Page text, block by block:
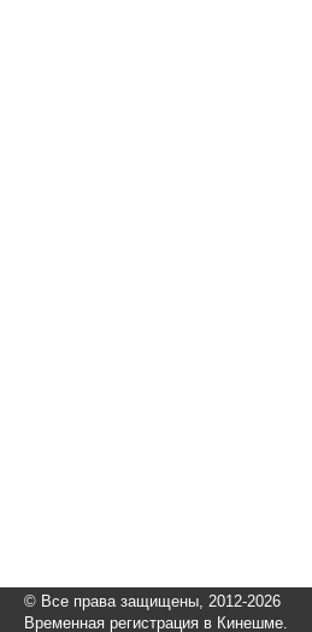
© Все права защищены, 2012-2026
Временная регистрация в Кинешме.